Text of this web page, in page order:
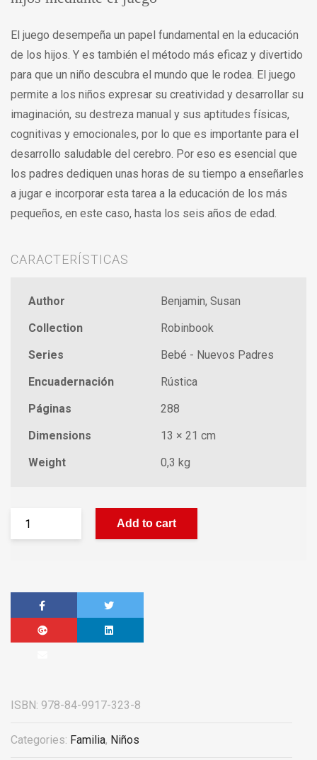
El juego desempeña un papel fundamental en la educación
de los hijos. Y es también el método más eficaz y divertido
para que un niño descubra el mundo que le rodea. El juego
permite a los niños expresar su creatividad y desarrollar su
imaginación, su destreza manual y sus aptitudes físicas,
cognitivas y emocionales, por lo que es importante para el
desarrollo saludable del cerebro. Por eso es esencial que
los padres dediquen unas horas de su tiempo a enseñarles
a jugar e incorporar esta tarea a la educación de los más
pequeños, en este caso, hasta los seis años de edad.
CARACTERÍSTICAS
Author
Benjamin, Susan
Collection
Robinbook
Series
Bebé - Nuevos Padres
Encuadernación
Rústica
Páginas
288
Dimensions
13 × 21 cm
Weight
0,3 kg
Add to cart
ISBN: 978-84-9917-323-8
Categories: Familia, Niños